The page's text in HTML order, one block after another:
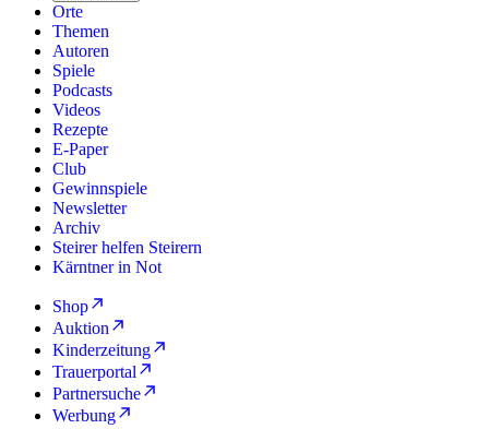
Orte
Themen
Autoren
Spiele
Podcasts
Videos
Rezepte
E-Paper
Club
Gewinnspiele
Newsletter
Archiv
Steirer helfen Steirern
Kärntner in Not
Shop
Auktion
Kinderzeitung
Trauerportal
Partnersuche
Werbung